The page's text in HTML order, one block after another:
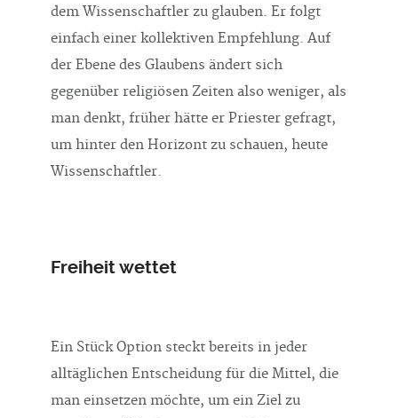
dem Wissenschaftler zu glauben. Er folgt
einfach einer kollektiven Empfehlung. Auf
der Ebene des Glaubens ändert sich
gegenüber religiösen Zeiten also weniger, als
man denkt, früher hätte er Priester gefragt,
um hinter den Horizont zu schauen, heute
Wissenschaftler.
Freiheit wettet
Ein Stück Option steckt bereits in jeder
alltäglichen Entscheidung für die Mittel, die
man einsetzen möchte, um ein Ziel zu